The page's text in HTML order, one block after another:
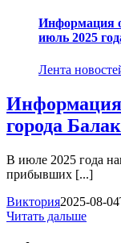
Информация
июль 2025
Лента
города
В июле 2025 года
прибывших [...]
Виктория2025-08-
Читать дальше